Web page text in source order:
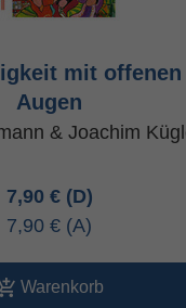
mit offenen
Augen
& Joachim
7,90 €
7,90 €
Warenkorb